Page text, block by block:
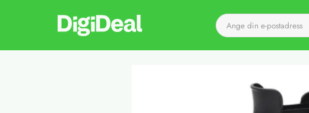
Till startsidan